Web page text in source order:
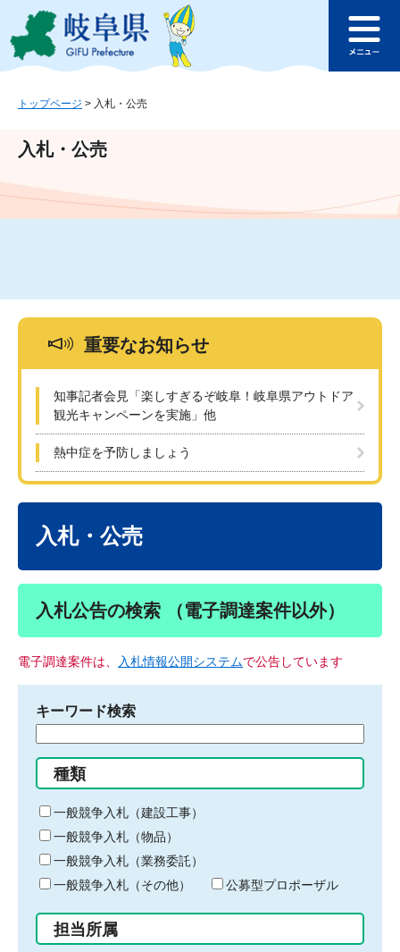
ジ
ュ
文
このページの本文へ
ュ
トップページ > 入札・公売
入札・公売
重要なお知らせ
知事記者会見「楽しすぎるぞ岐阜！岐阜県アウトドア
観光キャンペーンを実施」他
熱中症を予防しましょう
入札・公売
入札公告の検索 （電子調達案件以外）
電子調達案件は、 入札情報公開システムで公告しています
キーワード検索
る
キ
ー
ワ
ー
ド
入
力
種類
一般競争入札（建設工事）
一般競争入札（物品）
一般競争入札（業務委託）
一般競争入札（その他）
公募型プロポーザル
担当所属